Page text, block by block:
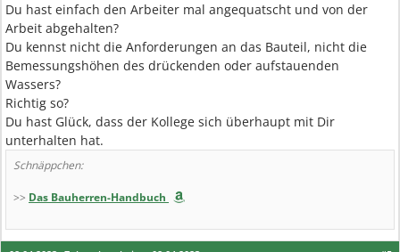
Du hast einfach den Arbeiter mal angequatscht und von der
Arbeit abgehalten?
Du kennst nicht die Anforderungen an das Bauteil, nicht die
Bemessungshöhen des drückenden oder aufstauenden
Wassers?
Richtig so?
Du hast Glück, dass der Kollege sich überhaupt mit Dir
unterhalten hat.
Schnäppchen:
>> Das Bauherren-Handbuch